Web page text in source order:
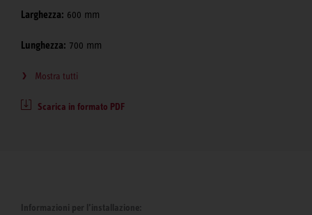
Larghezza: 600 mm
Lunghezza: 700 mm
Mostra tutti
Scarica in formato PDF
Informazioni per l’installazione: